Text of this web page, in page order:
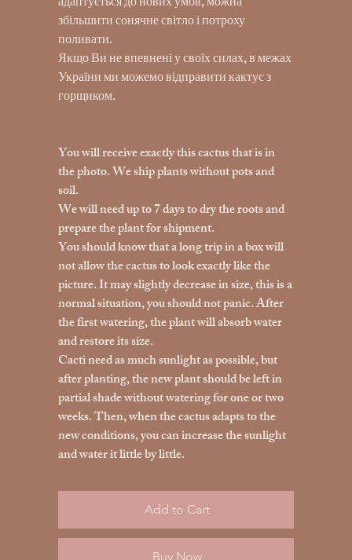
збільшити сонячне світло і потроху
поливати.
Якщо Ви не впевнені у своїх силах, в межах
України ми можемо відправити кактус з
горщиком.
You will receive exactly this cactus that is in
the photo. We ship plants without pots and
soil.
We will need up to 7 days to dry the roots and
prepare the plant for shipment.
You should know that a long trip in a box will
not allow the cactus to look exactly like the
picture. It may slightly decrease in size, this is a
normal situation, you should not panic. After
the first watering, the plant will absorb water
and restore its size.
Cacti need as much sunlight as possible, but
after planting, the new plant should be left in
partial shade without watering for one or two
weeks. Then, when the cactus adapts to the
new conditions, you can increase the sunlight
and water it little by little.
Add to Cart
Buy Now